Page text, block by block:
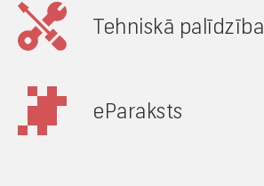
Tehniskā palīdzība
eParaksts